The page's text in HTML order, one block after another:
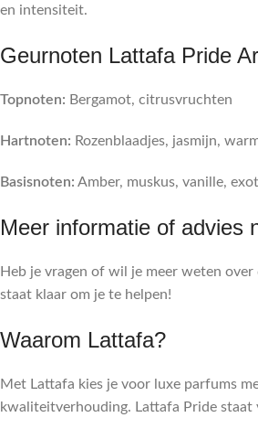
en intensiteit.
Geurnoten Lattafa Pride
Topnoten: Bergamot, citrusvruchten
Hartnoten: Rozenblaadjes, jasmijn,
Basisnoten: Amber, muskus, vanille,
Meer informatie of advies
Heb je vragen of wil je meer weten
staat klaar om je te helpen!
Waarom Lattafa?
Met Lattafa kies je voor luxe parfums
kwaliteitverhouding. Lattafa Pride